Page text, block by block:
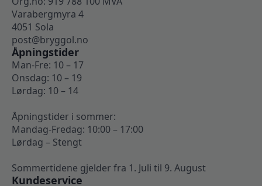
Varabergmyra 4
4051 Sola
post@bryggol.no
Åpningstider
Man-Fre: 10 – 17
Onsdag: 10 – 19
Lørdag: 10 – 14
Åpningstider i sommer:
Mandag-Fredag: 10:00 – 17:00
Lørdag – Stengt
Sommertidene gjelder fra 1. Juli til 9. August
Kundeservice